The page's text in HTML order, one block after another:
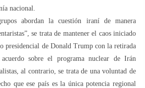
nacional.
abordan la cuestión iraní de manera
se trata de mantener el caos iniciado
presidencial de Donald Trump con la retirada
sobre el programa nuclear de Irán
al contrario, se trata de una voluntad de
que ese país es la única potencia regional